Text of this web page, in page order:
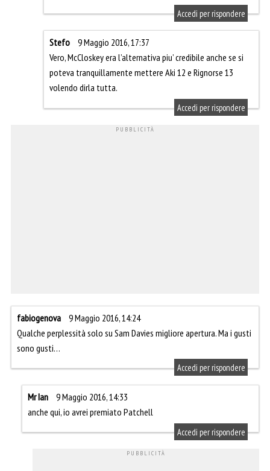
Accedi per rispondere
Stefo
9 Maggio 2016, 17:37
Vero, McCloskey era l’alternativa piu’ credibile anche se si
poteva tranquillamente mettere Aki 12 e Rignorse 13
volendo dirla tutta.
Accedi per rispondere
fabiogenova
9 Maggio 2016, 14:24
Qualche perplessità solo su Sam Davies migliore apertura. Ma i gusti
sono gusti…
Accedi per rispondere
Mr Ian
9 Maggio 2016, 14:33
anche qui, io avrei premiato Patchell
Accedi per rispondere